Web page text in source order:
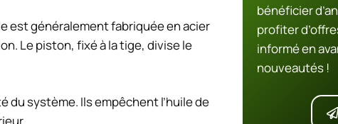
est généralement fabriquée en acier
Le piston, fixé à la tige, divise le
système. Ils empêchent l’huile de
bénéficier
profiter
informé en
nouveautés !